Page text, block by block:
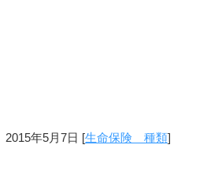
2015年5月7日 [生命保険 種類]